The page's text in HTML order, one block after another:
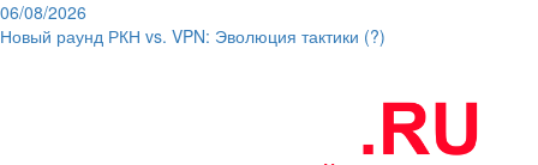
06/08/2026
Новый раунд РКН vs. VPN: Эволюция тактики (?)